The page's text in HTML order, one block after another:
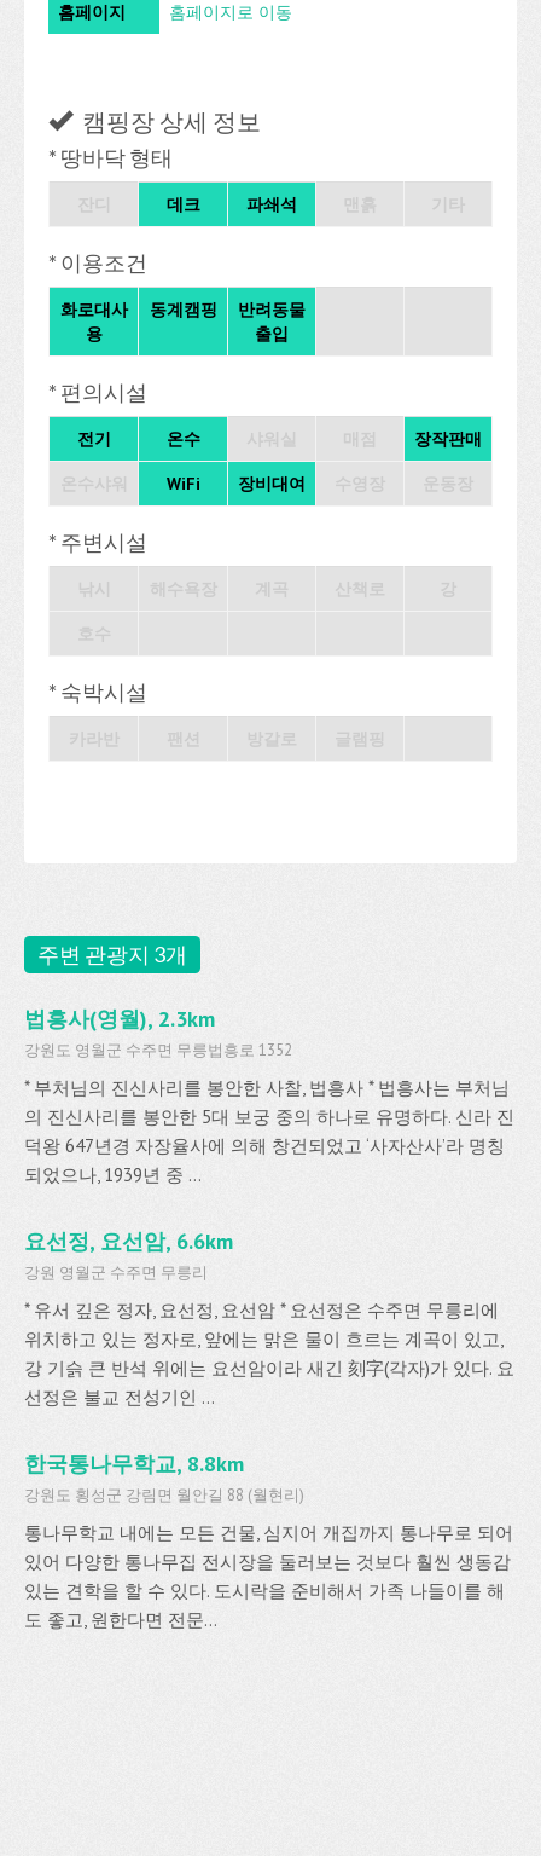
홈페이지 홈페이지로 이동
캠핑장 상세 정보
* 땅바닥 형태
데크 파쇄석
* 이용조건
화로대사
용
동계캠핑
반려동물
출입
* 편의시설
전기 온수 장작판매
WiFi 장비대여
* 주변시설
* 숙박시설
주변 관광지 3개
법흥사(영월), 2.3km
강원도 영월군 수주면 무릉법흥로 1352
* 부처님의 진신사리를 봉안한 사찰, 법흥사 * 법흥사는 부처님
의 진신사리를 봉안한 5대 보궁 중의 하나로 유명하다. 신라 진
덕왕 647년경 자장율사에 의해 창건되었고 ‘사자산사’라 명칭
되었으나, 1939년 중 ...
요선정, 요선암, 6.6km
강원 영월군 수주면 무릉리
* 유서 깊은 정자, 요선정, 요선암 * 요선정은 수주면 무릉리에
위치하고 있는 정자로, 앞에는 맑은 물이 흐르는 계곡이 있고,
강 기슭 큰 반석 위에는 요선암이라 새긴 刻字(각자)가 있다. 요
선정은 불교 전성기인 ...
한국통나무학교, 8.8km
강원도 횡성군 강림면 월안길 88 (월현리)
통나무학교 내에는 모든 건물, 심지어 개집까지 통나무로 되어
있어 다양한 통나무집 전시장을 둘러보는 것보다 훨씬 생동감
있는 견학을 할 수 있다. 도시락을 준비해서 가족 나들이를 해
도 좋고, 원한다면 전문...